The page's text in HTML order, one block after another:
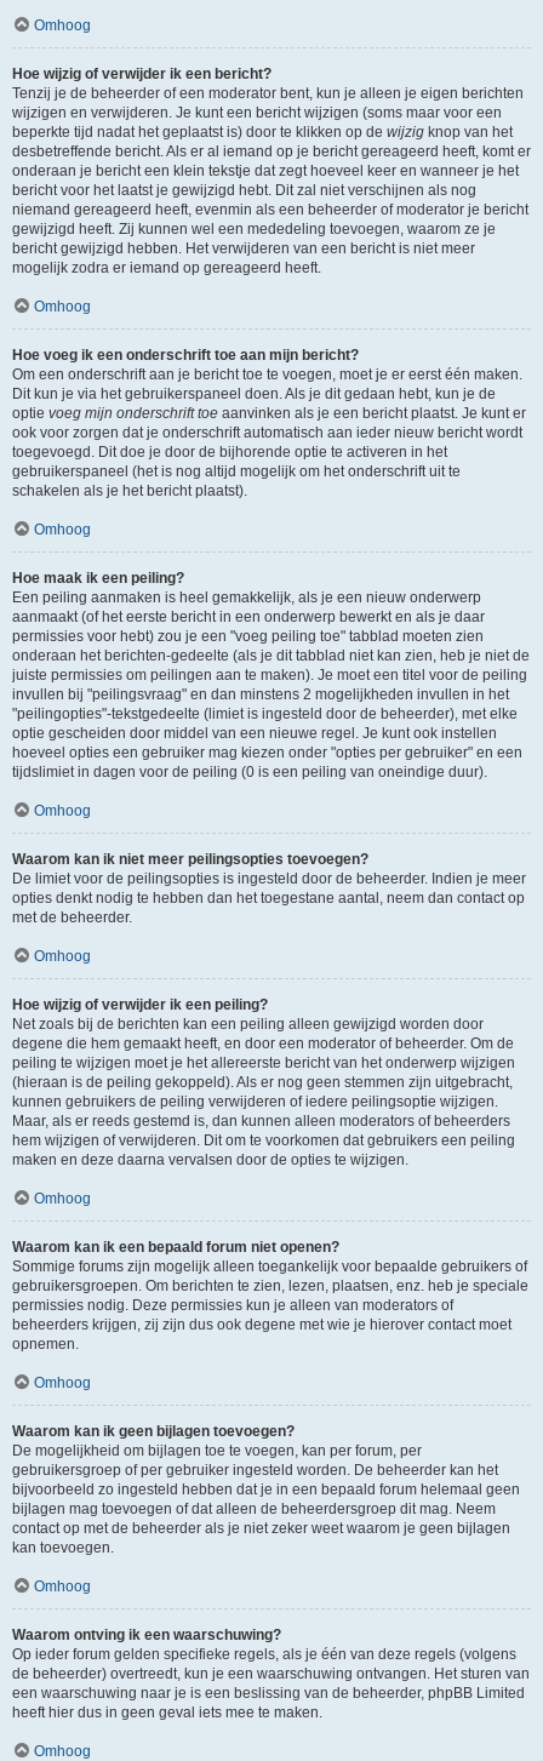
Omhoog
Hoe wijzig of verwijder ik een bericht?
Tenzij je de beheerder of een moderator bent, kun je alleen je eigen berichten
wijzigen en verwijderen. Je kunt een bericht wijzigen (soms maar voor een
beperkte tijd nadat het geplaatst is) door te klikken op de wijzig knop van het
desbetreffende bericht. Als er al iemand op je bericht gereageerd heeft, komt er
onderaan je bericht een klein tekstje dat zegt hoeveel keer en wanneer je het
bericht voor het laatst je gewijzigd hebt. Dit zal niet verschijnen als nog
niemand gereageerd heeft, evenmin als een beheerder of moderator je bericht
gewijzigd heeft. Zij kunnen wel een mededeling toevoegen, waarom ze je
bericht gewijzigd hebben. Het verwijderen van een bericht is niet meer
mogelijk zodra er iemand op gereageerd heeft.
Omhoog
Hoe voeg ik een onderschrift toe aan mijn bericht?
Om een onderschrift aan je bericht toe te voegen, moet je er eerst één maken.
Dit kun je via het gebruikerspaneel doen. Als je dit gedaan hebt, kun je de
optie voeg mijn onderschrift toe aanvinken als je een bericht plaatst. Je kunt er
ook voor zorgen dat je onderschrift automatisch aan ieder nieuw bericht wordt
toegevoegd. Dit doe je door de bijhorende optie te activeren in het
gebruikerspaneel (het is nog altijd mogelijk om het onderschrift uit te
schakelen als je het bericht plaatst).
Omhoog
Hoe maak ik een peiling?
Een peiling aanmaken is heel gemakkelijk, als je een nieuw onderwerp
aanmaakt (of het eerste bericht in een onderwerp bewerkt en als je daar
permissies voor hebt) zou je een "voeg peiling toe" tabblad moeten zien
onderaan het berichten-gedeelte (als je dit tabblad niet kan zien, heb je niet de
juiste permissies om peilingen aan te maken). Je moet een titel voor de peiling
invullen bij "peilingsvraag" en dan minstens 2 mogelijkheden invullen in het
"peilingopties"-tekstgedeelte (limiet is ingesteld door de beheerder), met elke
optie gescheiden door middel van een nieuwe regel. Je kunt ook instellen
hoeveel opties een gebruiker mag kiezen onder "opties per gebruiker" en een
tijdslimiet in dagen voor de peiling (0 is een peiling van oneindige duur).
Omhoog
Waarom kan ik niet meer peilingsopties toevoegen?
De limiet voor de peilingsopties is ingesteld door de beheerder. Indien je meer
opties denkt nodig te hebben dan het toegestane aantal, neem dan contact op
met de beheerder.
Omhoog
Hoe wijzig of verwijder ik een peiling?
Net zoals bij de berichten kan een peiling alleen gewijzigd worden door
degene die hem gemaakt heeft, en door een moderator of beheerder. Om de
peiling te wijzigen moet je het allereerste bericht van het onderwerp wijzigen
(hieraan is de peiling gekoppeld). Als er nog geen stemmen zijn uitgebracht,
kunnen gebruikers de peiling verwijderen of iedere peilingsoptie wijzigen.
Maar, als er reeds gestemd is, dan kunnen alleen moderators of beheerders
hem wijzigen of verwijderen. Dit om te voorkomen dat gebruikers een peiling
maken en deze daarna vervalsen door de opties te wijzigen.
Omhoog
Waarom kan ik een bepaald forum niet openen?
Sommige forums zijn mogelijk alleen toegankelijk voor bepaalde gebruikers of
gebruikersgroepen. Om berichten te zien, lezen, plaatsen, enz. heb je speciale
permissies nodig. Deze permissies kun je alleen van moderators of
beheerders krijgen, zij zijn dus ook degene met wie je hierover contact moet
opnemen.
Omhoog
Waarom kan ik geen bijlagen toevoegen?
De mogelijkheid om bijlagen toe te voegen, kan per forum, per
gebruikersgroep of per gebruiker ingesteld worden. De beheerder kan het
bijvoorbeeld zo ingesteld hebben dat je in een bepaald forum helemaal geen
bijlagen mag toevoegen of dat alleen de beheerdersgroep dit mag. Neem
contact op met de beheerder als je niet zeker weet waarom je geen bijlagen
kan toevoegen.
Omhoog
Waarom ontving ik een waarschuwing?
Op ieder forum gelden specifieke regels, als je één van deze regels (volgens
de beheerder) overtreedt, kun je een waarschuwing ontvangen. Het sturen van
een waarschuwing naar je is een beslissing van de beheerder, phpBB Limited
heeft hier dus in geen geval iets mee te maken.
Omhoog